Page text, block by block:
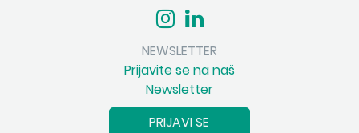
NEWSLETTER
Prijavite se na naš
Newsletter
PRIJAVI SE